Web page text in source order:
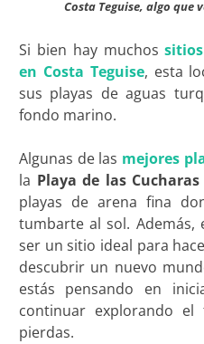
Costa Teguise, algo que
Si bien hay muchos
en Costa Teguise, esta
sus playas de aguas
fondo marino.
Algunas de las mejores
la Playa de las Cucharas
playas de arena fina
tumbarte al sol.
ser un sitio ideal para
descubrir un nuevo
estás pensando en
continuar explorando
pierdas.